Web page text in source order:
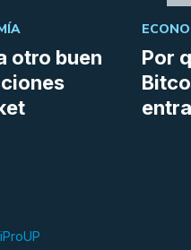
otro buen
Por
iProUP